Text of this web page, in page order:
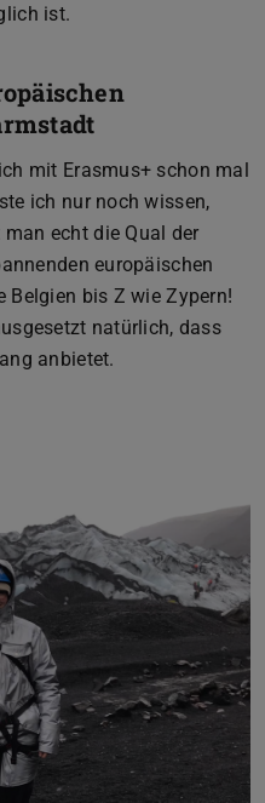
ist.
mit Erasmus+ schon mal
ich nur noch wissen,
echt die Qual der
europäischen
Belgien bis Z wie Zypern!
natürlich, dass
anbietet.